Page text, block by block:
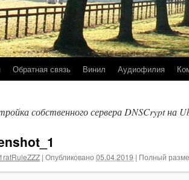
Обратная связь Винил Аудиофилия
собственного сервера DNSCrypt на
| Опубликовано 05.04.2019 | Полный